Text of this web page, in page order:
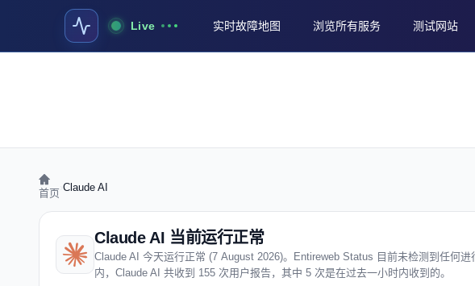
Live 实时故障地图 浏览所有服务 测试网站
首页 Claude AI
Claude AI 当前运行正常
Claude AI 今天运行正常 (7 August 2026)。Entireweb Status 目前未检测到任何
内，Claude AI 共收到 155 次用户报告，其中 5 次是在过去一小时内收到的。